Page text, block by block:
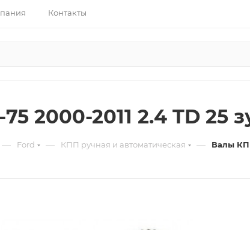
Контакты
2000-2011 2.4 TD 25
— Ford — КПП ручная и автоматическая — Валы